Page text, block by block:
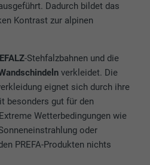
Dadurch bildet das
Kontrast zur alpinen
-Stehfalzbahnen und die
verkleidet. Die
eignet sich durch ihre
besonders gut für den
Wetterbedingungen wie
oder
PREFA-Produkten nichts